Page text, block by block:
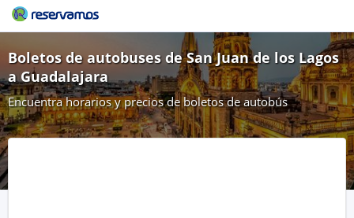
Boletos de autobuses de San Juan de los Lagos
a Guadalajara
Encuentra horarios y precios de boletos de autobús